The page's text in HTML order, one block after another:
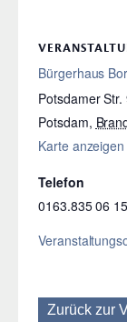
Bürgerhaus
Potsdamer Str.
Potsdam,
Karte anzeigen
Telefon
0163.835 06 15
Zurück zur